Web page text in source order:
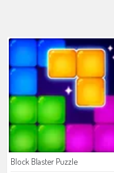
Block Blaster Puzzle